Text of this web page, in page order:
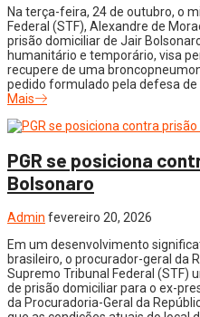
Na terça-feira, 24 de outubro, o
Federal (STF), Alexandre de
prisão domiciliar de Jair
humanitário e temporário, visa
recupere de uma
pedido formulado pela defesa de
Mais
PGR se posiciona
Bolsonaro
Admin fevereiro 20, 2026
Em um desenvolvimento
brasileiro, o procurador-geral da
Supremo Tribunal Federal (STF)
de prisão domiciliar para o ex-
da Procuradoria-Geral da